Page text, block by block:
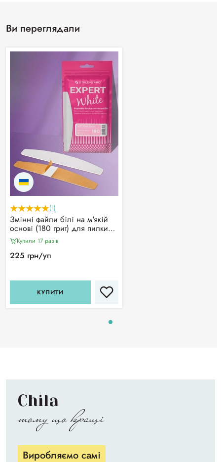
Ви переглядали
(1)
Змінні файли білі на м'якій
основі (180 грит) для пилки
півмісяць Staleks Pro Expert 40
(30 шт)
Купили 17 разiв
225 грн/уп
КУПИТИ
Chila
тому що кращі
Виробляємо самі